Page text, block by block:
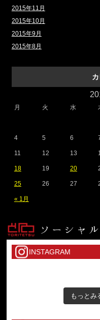
2015年11月
2015年10月
2015年9月
2015年8月
月 火 水
« 1月
4 5 6
11 12 13
18 19 20
25 26 27
INSTAGRAM
もっとみ